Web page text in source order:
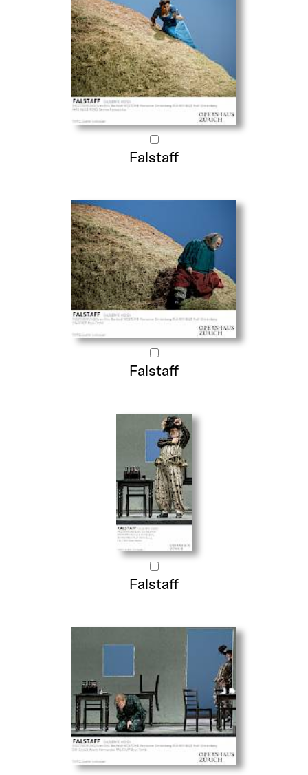
Falstaff
Falstaff
Falstaff